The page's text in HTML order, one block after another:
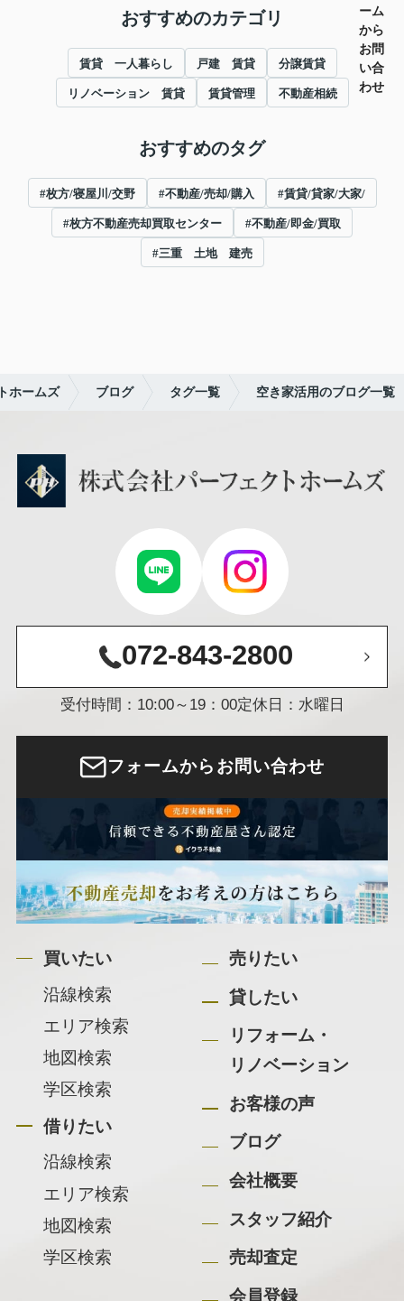
ーム
から
お問
い合
わせ
おすすめのカテゴリ
賃貸 一人暮らし 戸建 賃貸 分譲賃貸
リノベーション 賃貸 賃貸管理 不動産相続
おすすめのタグ
#枚方/寝屋川/交野 #不動産/売却/購入 #賃貸/貸家/大家/
#枚方不動産売却買取センター #不動産/即金/買取
#三重 土地 建売
ホームズ ブログ タグ一覧 空き家活用のブログ一覧
072-843-2800
受付時間：10:00～19：00定休日：水曜日
フォームからお問い合わせ
買いたい
沿線検索
エリア検索
地図検索
学区検索
借りたい
沿線検索
エリア検索
地図検索
学区検索
売りたい
貸したい
リフォーム・
リノベーション
お客様の声
ブログ
会社概要
スタッフ紹介
売却査定
会員登録